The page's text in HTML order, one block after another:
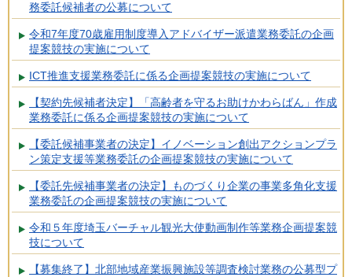
務委託候補者の公募について
令和7年度70歳雇用制度導入アドバイザー派遣業務委託の企画
提案競技の実施について
ICT推進支援業務委託に係る企画提案競技の実施について
【契約先候補者決定】「高齢者を守るお助けかわらばん」作成
業務委託に係る企画提案競技の実施について
【委託候補事業者の決定】イノベーション創出アクションプラ
ン策定支援等業務委託の企画提案競技の実施について
【委託先候補事業者の決定】ものづくり企業の事業多角化支援
業務委託の企画提案競技の実施について
令和５年度埼玉バーチャル観光大使動画制作等業務企画提案競
技について
【募集終了】北部地域産業振興施設等調査検討業務の公募型プ